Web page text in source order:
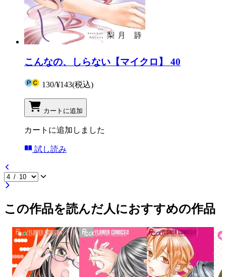
こんなの、しらない【マイクロ】 40
130/¥143(税込)
カートに追加
カートに追加しました
試し読み
この作品を読んだ人におすすめの作品